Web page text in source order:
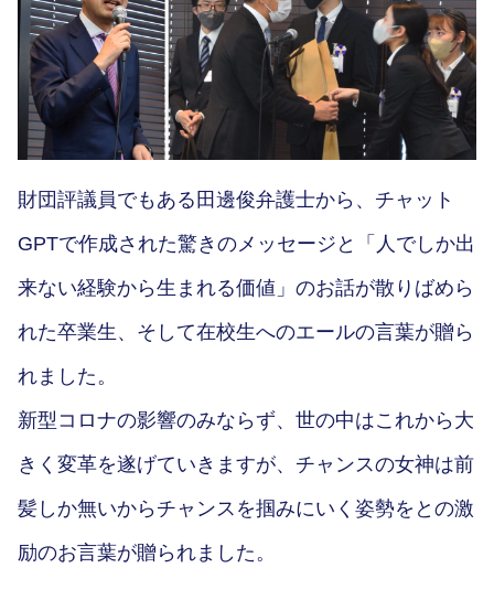
財団評議員でもある田邊俊弁護士から、チャット
GPTで作成された驚きのメッセージと「人でしか出
来ない経験から生まれる価値」のお話が散りばめら
れた卒業生、そして在校生へのエールの言葉が贈ら
れました。
新型コロナの影響のみならず、世の中はこれから大
きく変革を遂げていきますが、チャンスの女神は前
髪しか無いからチャンスを掴みにいく姿勢をとの激
励のお言葉が贈られました。